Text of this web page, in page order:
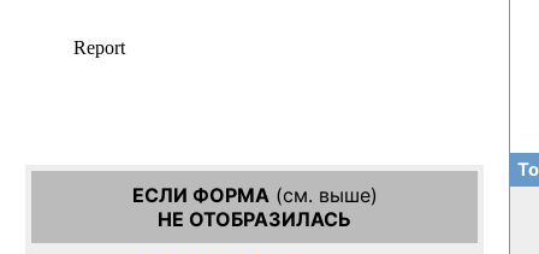
ЕСЛИ ФОРМА(см. выше)
НЕ ОТОБРАЗИЛАСЬ